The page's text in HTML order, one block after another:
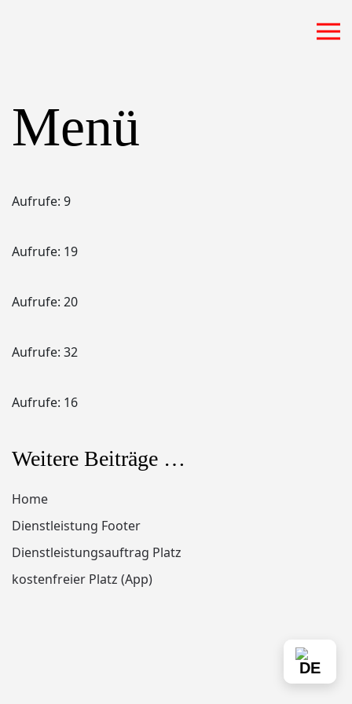
Menü
Aufrufe: 9
Aufrufe: 19
Aufrufe: 20
Aufrufe: 32
Aufrufe: 16
Weitere Beiträge …
Home
Dienstleistung Footer
Dienstleistungsauftrag Platz
kostenfreier Platz (App)